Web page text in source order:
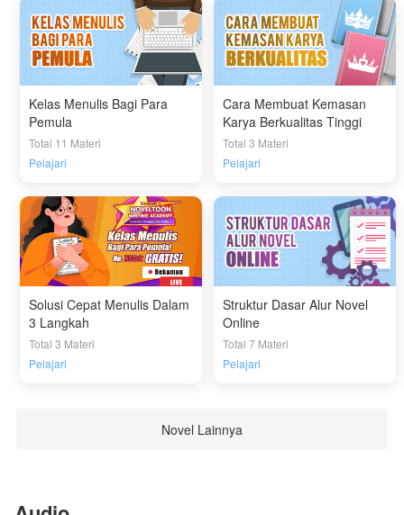
Kelas Menulis Bagi Para
Pemula
Total 11 Materi
Pelajari
Cara Membuat Kemasan
Karya Berkualitas Tinggi
Total 3 Materi
Pelajari
Solusi Cepat Menulis Dalam
3 Langkah
Total 3 Materi
Pelajari
Struktur Dasar Alur Novel
Online
Total 7 Materi
Pelajari
Novel Lainnya